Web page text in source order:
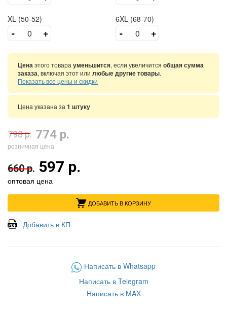
XL (50-52)
- +
6XL (68-70)
- +
Ценаэтого товара уменьшится, если увеличится общая сумма
заказа, включая этот или любые другие товары.
Показать все цены и скидки
Цена указана за 1 штуку
798 р. 774 р.
розничная цена
660 р. 597 р.
оптовая цена
ДОБАВИТЬ В КОРЗИНУ
Добавить в КП
Написать в Whatsapp
Написать в Telegram
Написать в MAX